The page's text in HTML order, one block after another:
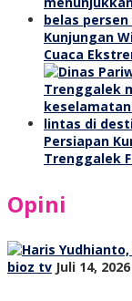
Kunjungan
Cuaca
Persiapan
Trenggalek
Opini
bioz tv Juli 14, 2026